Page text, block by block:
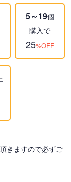
5～19個
購入で
25%OFF
きますので必ずご